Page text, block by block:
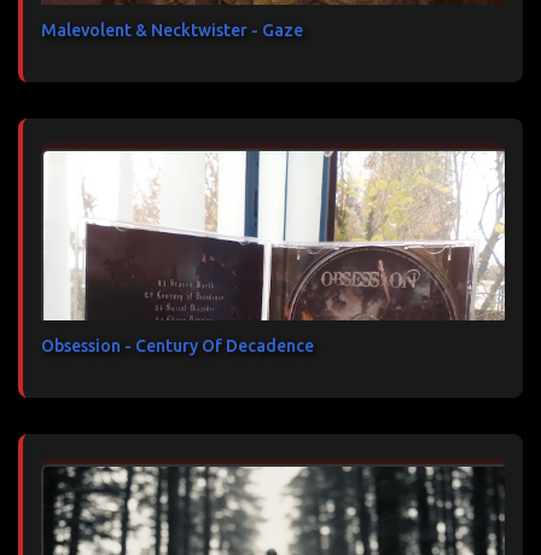
Malevolent & Necktwister - Gaze
Obsession - Century Of Decadence